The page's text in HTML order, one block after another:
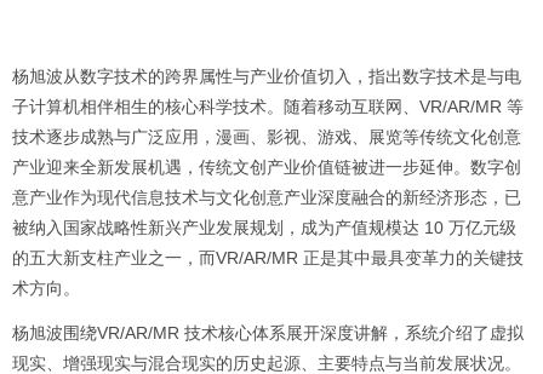
杨旭波从数字技术的跨界属性与产业价值切入，指出数字技术是与电
子计算机相伴相生的核心科学技术。随着移动互联网、VR/AR/MR 等
技术逐步成熟与广泛应用，漫画、影视、游戏、展览等传统文化创意
产业迎来全新发展机遇，传统文创产业价值链被进一步延伸。数字创
意产业作为现代信息技术与文化创意产业深度融合的新经济形态，已
被纳入国家战略性新兴产业发展规划，成为产值规模达 10 万亿元级
的五大新支柱产业之一，而VR/AR/MR 正是其中最具变革力的关键技
术方向。
杨旭波围绕VR/AR/MR 技术核心体系展开深度讲解，系统介绍了虚拟
现实、增强现实与混合现实的历史起源、主要特点与当前发展状况。